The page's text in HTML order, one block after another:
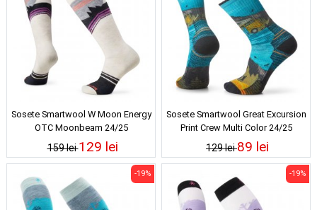
Sosete Smartwool W Moon Energy
OTC Moonbeam 24/25
159 lei129 lei
Sosete Smartwool Great Excursion
Print Crew Multi Color 24/25
129 lei89 lei
-19% -19%